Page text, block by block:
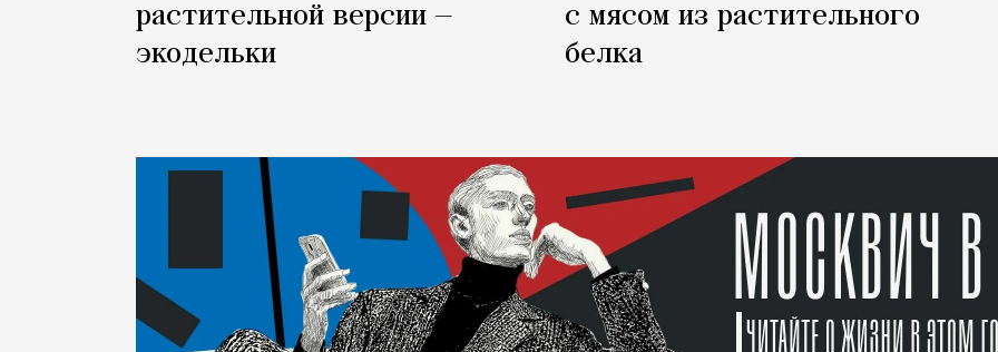
растительной версии —
экодельки
с мясом из растительного
белка